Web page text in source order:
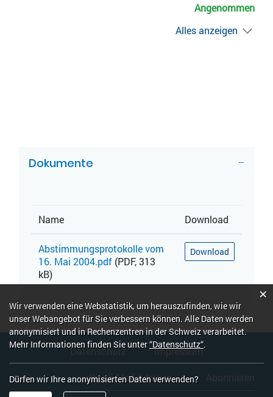
Angenommen
Alles anzeigen
Dokumente
Name Download
Abstimmungsprotokolle vom
16. Mai 2004.pdf (PDF, 313
kB)
Download
FusszeileDatenschutz Impressum
Abonnieren
Webstatistik
Wir verwenden eine Webstatistik, um herauszufinden, wie wir
unser Webangebot für Sie verbessern können. Alle Daten werden
anonymisiert und in Rechenzentren in der Schweiz verarbeitet.
Mehr Informationen finden Sie unter“Datenschutz“.
Dürfen wir Ihre anonymisierten Daten verwenden?
×